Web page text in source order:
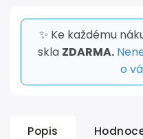
✨ Ke každému
skla ZDARMA.
o
Popis